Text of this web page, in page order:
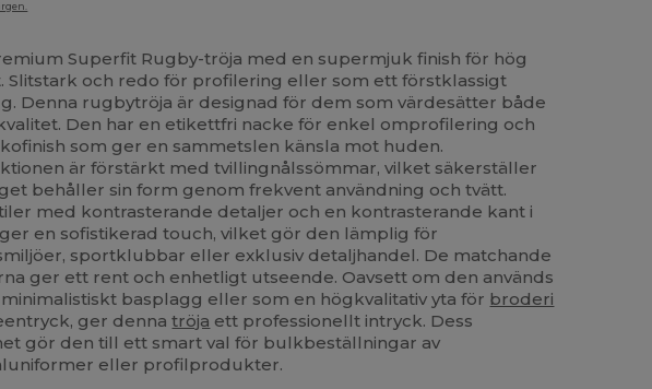
Superfit Rugby-tröja med en supermjuk finish för hög
Slitstark och redo för profilering eller som ett förstklassigt
Denna rugbytröja är designad för dem som värdesätter både
Den har en etikettfri nacke för enkel omprofilering och
som ger en sammetslen känsla mot huden.
är förstärkt med tvillingnålssömmar, vilket säkerställer
behåller sin form genom frekvent användning och tvätt.
med kontrasterande detaljer och en kontrasterande kant i
en sofistikerad touch, vilket gör den lämplig för
sportklubbar eller exklusiv detaljhandel. De matchande
ger ett rent och enhetligt utseende. Oavsett om den används
basplagg eller som en högkvalitativ yta för broderi
ger dennatröja ett professionellt intryck. Dess
gör den till ett smart val för bulkbeställningar av
eller profilprodukter.